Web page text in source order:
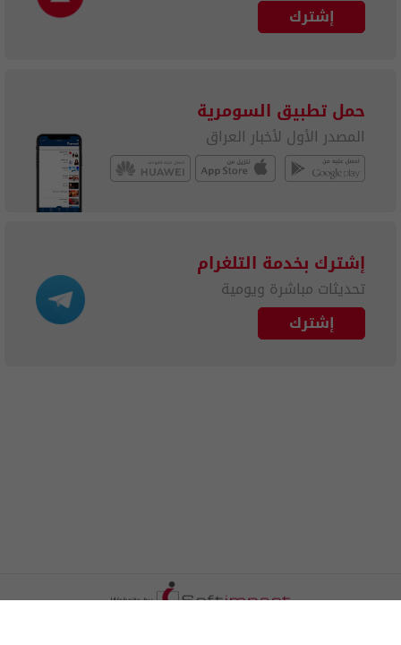
إشترك
حمل تطبيق السومرية
المصدر الأول لأخبار العراق
إشترك بخدمة التلغرام
تحديثات مباشرة ويومية
إشترك